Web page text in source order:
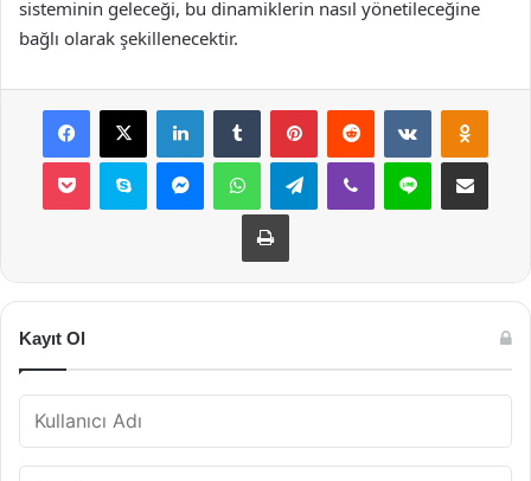
sisteminin geleceği, bu dinamiklerin nasıl yönetileceğine
bağlı olarak şekillenecektir.
Facebook
X LinkedInTumblr PinterestReddit VKontakte
Pocket Skype MessengerWhatsAppTelegramViber Line E-Posta ile
Yazdır
Kayıt Ol